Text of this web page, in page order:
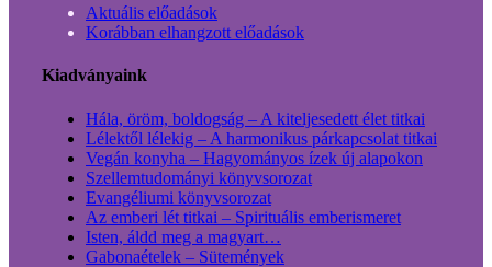
Aktuális előadások
Korábban elhangzott előadások
Kiadványaink
Hála, öröm, boldogság – A kiteljesedett élet titkai
Lélektől lélekig – A harmonikus párkapcsolat titkai
Vegán konyha – Hagyományos ízek új alapokon
Szellemtudományi könyvsorozat
Evangéliumi könyvsorozat
Az emberi lét titkai – Spirituális emberismeret
Isten, áldd meg a magyart…
Gabonaételek – Sütemények